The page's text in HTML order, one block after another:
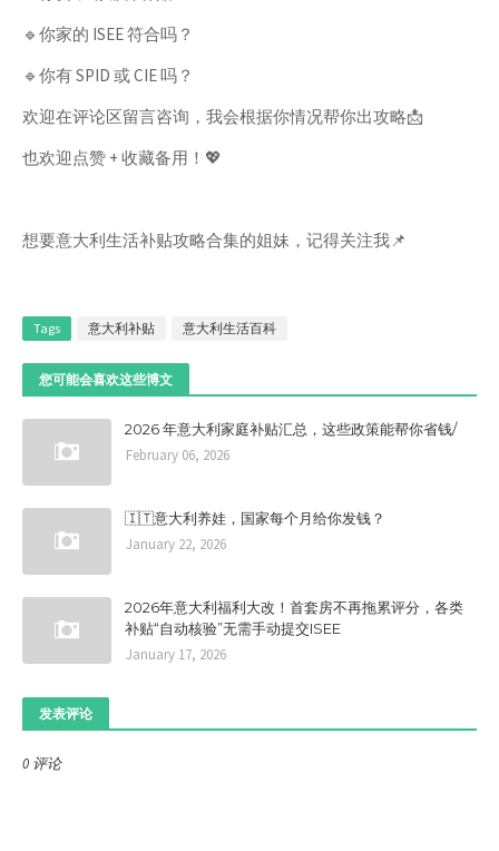
🔹你家的 ISEE 符合吗？
🔹你有 SPID 或 CIE 吗？
欢迎在评论区留言咨询，我会根据你情况帮你出攻略📩
也欢迎点赞 + 收藏备用！💖
想要意大利生活补贴攻略合集的姐妹，记得关注我📌
Tags 意大利补贴 意大利生活百科
您可能会喜欢这些博文
2026 年意大利家庭补贴汇总，这些政策能帮你省钱/
February 06, 2026
🇮🇹意大利养娃，国家每个月给你发钱？
January 22, 2026
2026年意大利福利大改！首套房不再拖累评分，各类
补贴“自动核验”无需手动提交ISEE
January 17, 2026
发表评论
0 评论